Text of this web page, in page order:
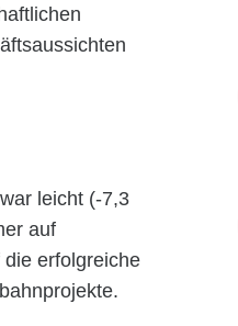
leicht (-7,3
auf
erfolgreiche